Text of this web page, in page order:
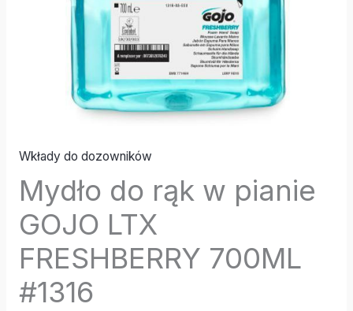
Wkłady do dozowników
Mydło do rąk w pianie
GOJO LTX
FRESHBERRY 700ML
#1316